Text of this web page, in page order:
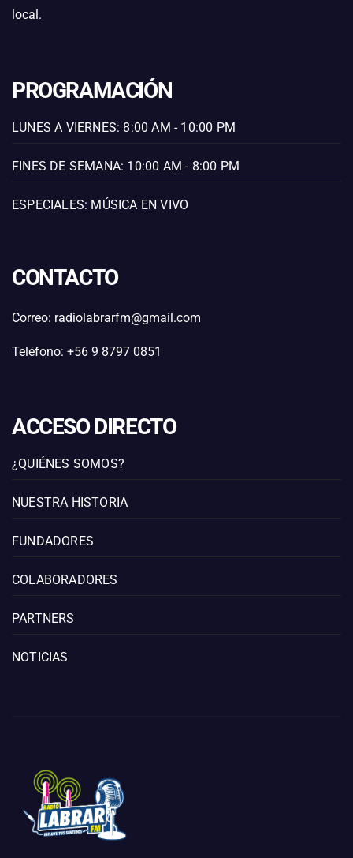
local.
PROGRAMACIÓN
LUNES A VIERNES: 8:00 AM - 10:00 PM
FINES DE SEMANA: 10:00 AM - 8:00 PM
ESPECIALES: MÚSICA EN VIVO
CONTACTO
Correo: radiolabrarfm@gmail.com
Teléfono: +56 9 8797 0851
ACCESO DIRECTO
¿QUIÉNES SOMOS?
NUESTRA HISTORIA
FUNDADORES
COLABORADORES
PARTNERS
NOTICIAS